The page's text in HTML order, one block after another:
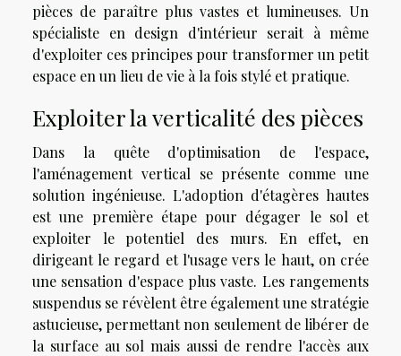
pièces de paraître plus vastes et lumineuses. Un
spécialiste en design d'intérieur serait à même
d'exploiter ces principes pour transformer un petit
espace en un lieu de vie à la fois stylé et pratique.
Exploiter la verticalité des pièces
Dans la quête d'optimisation de l'espace,
l'aménagement vertical se présente comme une
solution ingénieuse. L'adoption d'étagères hautes
est une première étape pour dégager le sol et
exploiter le potentiel des murs. En effet, en
dirigeant le regard et l'usage vers le haut, on crée
une sensation d'espace plus vaste. Les rangements
suspendus se révèlent être également une stratégie
astucieuse, permettant non seulement de libérer de
la surface au sol mais aussi de rendre l'accès aux